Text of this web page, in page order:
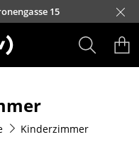
15
Kinderzimmer